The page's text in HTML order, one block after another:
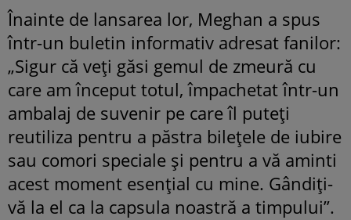
Înainte de lansarea lor, Meghan a spus
într-un buletin informativ adresat fanilor:
„Sigur că veți găsi gemul de zmeură cu
care am început totul, împachetat într-un
ambalaj de suvenir pe care îl puteți
reutiliza pentru a păstra bilețele de iubire
sau comori speciale și pentru a vă aminti
acest moment esențial cu mine. Gândiți-
vă la el ca la capsula noastră a timpului”.